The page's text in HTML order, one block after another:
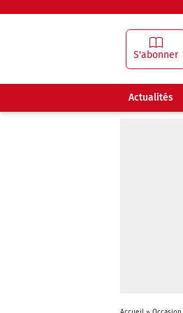
S'abonner
Actualités